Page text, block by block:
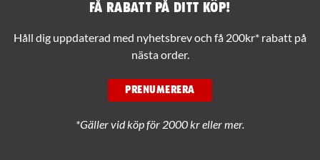
Få rabatt på ditt köp!
Håll dig uppdaterad med nyhetsbrev och få 200kr* rabatt på
nästa order.
PRENUMERERA
*Gäller vid köp för 2000 kr eller mer.